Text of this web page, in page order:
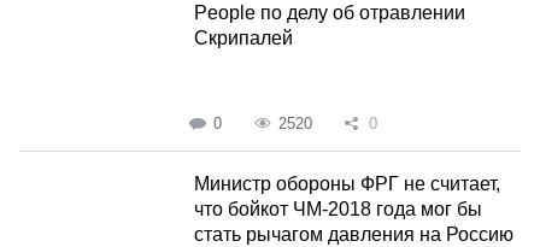
People по делу об отравлении
Скрипалей
0 2520 0
Министр обороны ФРГ не считает,
что бойкот ЧМ-2018 года мог бы
стать рычагом давления на Россию